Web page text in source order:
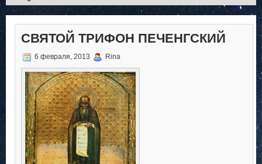
СВЯТОЙ ТРИФОН ПЕЧЕНГСКИЙ
6 февраля, 2013 Rina